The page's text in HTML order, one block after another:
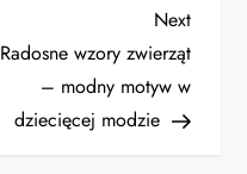
Next
Post
Next
Radosne wzory zwierząt
– modny motyw w
dziecięcej modzie